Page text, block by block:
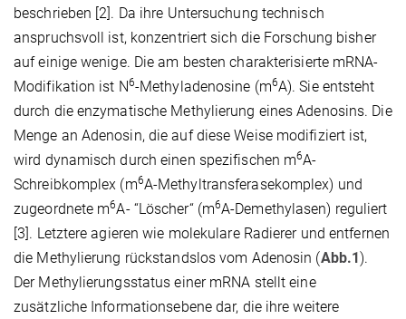
beschrieben [2]. Da ihre Untersuchung technisch
anspruchsvoll ist, konzentriert sich die Forschung bisher
auf einige wenige. Die am besten charakterisierte mRNA-
Modifikation ist N6-Methyladenosine (m6A). Sie entsteht
durch die enzymatische Methylierung eines Adenosins. Die
Menge an Adenosin, die auf diese Weise modifiziert ist,
wird dynamisch durch einen spezifischen m6A-
Schreibkomplex (m6A-Methyltransferasekomplex) und
zugeordnete m6A- “Löscher“ (m6A-Demethylasen) reguliert
[3]. Letztere agieren wie molekulare Radierer und entfernen
die Methylierung rückstandslos vom Adenosin (Abb.1).
Der Methylierungsstatus einer mRNA stellt eine
zusätzliche Informationsebene dar, die ihre weitere